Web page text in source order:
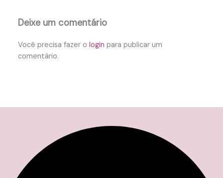
Deixe um comentário
Você precisa fazer ologin para publicar um
comentário.